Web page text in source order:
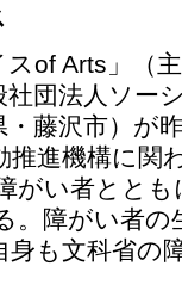
スof Arts」（
社団法人ソー
藤沢市）が
推進機構に関
がい者とと
。障がい者の
も文科省の